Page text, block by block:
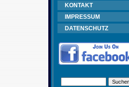
KONTAKT
IMPRESSUM
DATENSCHUTZ